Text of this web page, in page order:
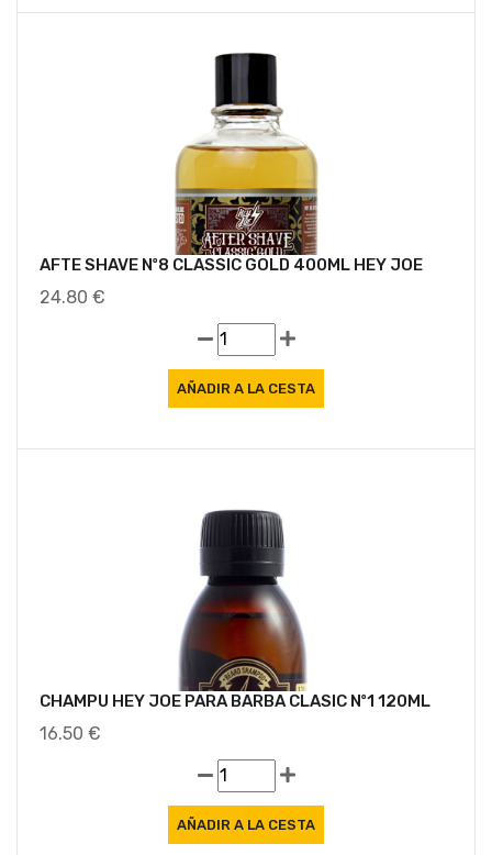
AFTE SHAVE Nº8 CLASSIC GOLD 400ML HEY JOE
24.80 €
CHAMPU HEY JOE PARA BARBA CLASIC Nº1 120ML
16.50 €